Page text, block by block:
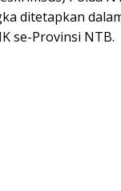
ditetapkan
se-Provinsi NTB.